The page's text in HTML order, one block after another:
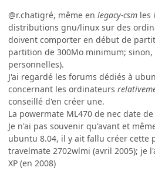
@r.chatigré, même en legacy-csm les
distributions gnu/linux sur des
doivent comporter en début de
partition de 300Mo minimum; sinon,
personnelles).
J'ai regardé les forums dédiés à
concernant les ordinateurs
conseillé d'en créer une.
La powermate ML470 de nec date de
Je n'ai pas souvenir qu'avant et
ubuntu 8.04, il y ait fallu créer cette
travelmate 2702wlmi (avril 2005); je
XP (en 2008)